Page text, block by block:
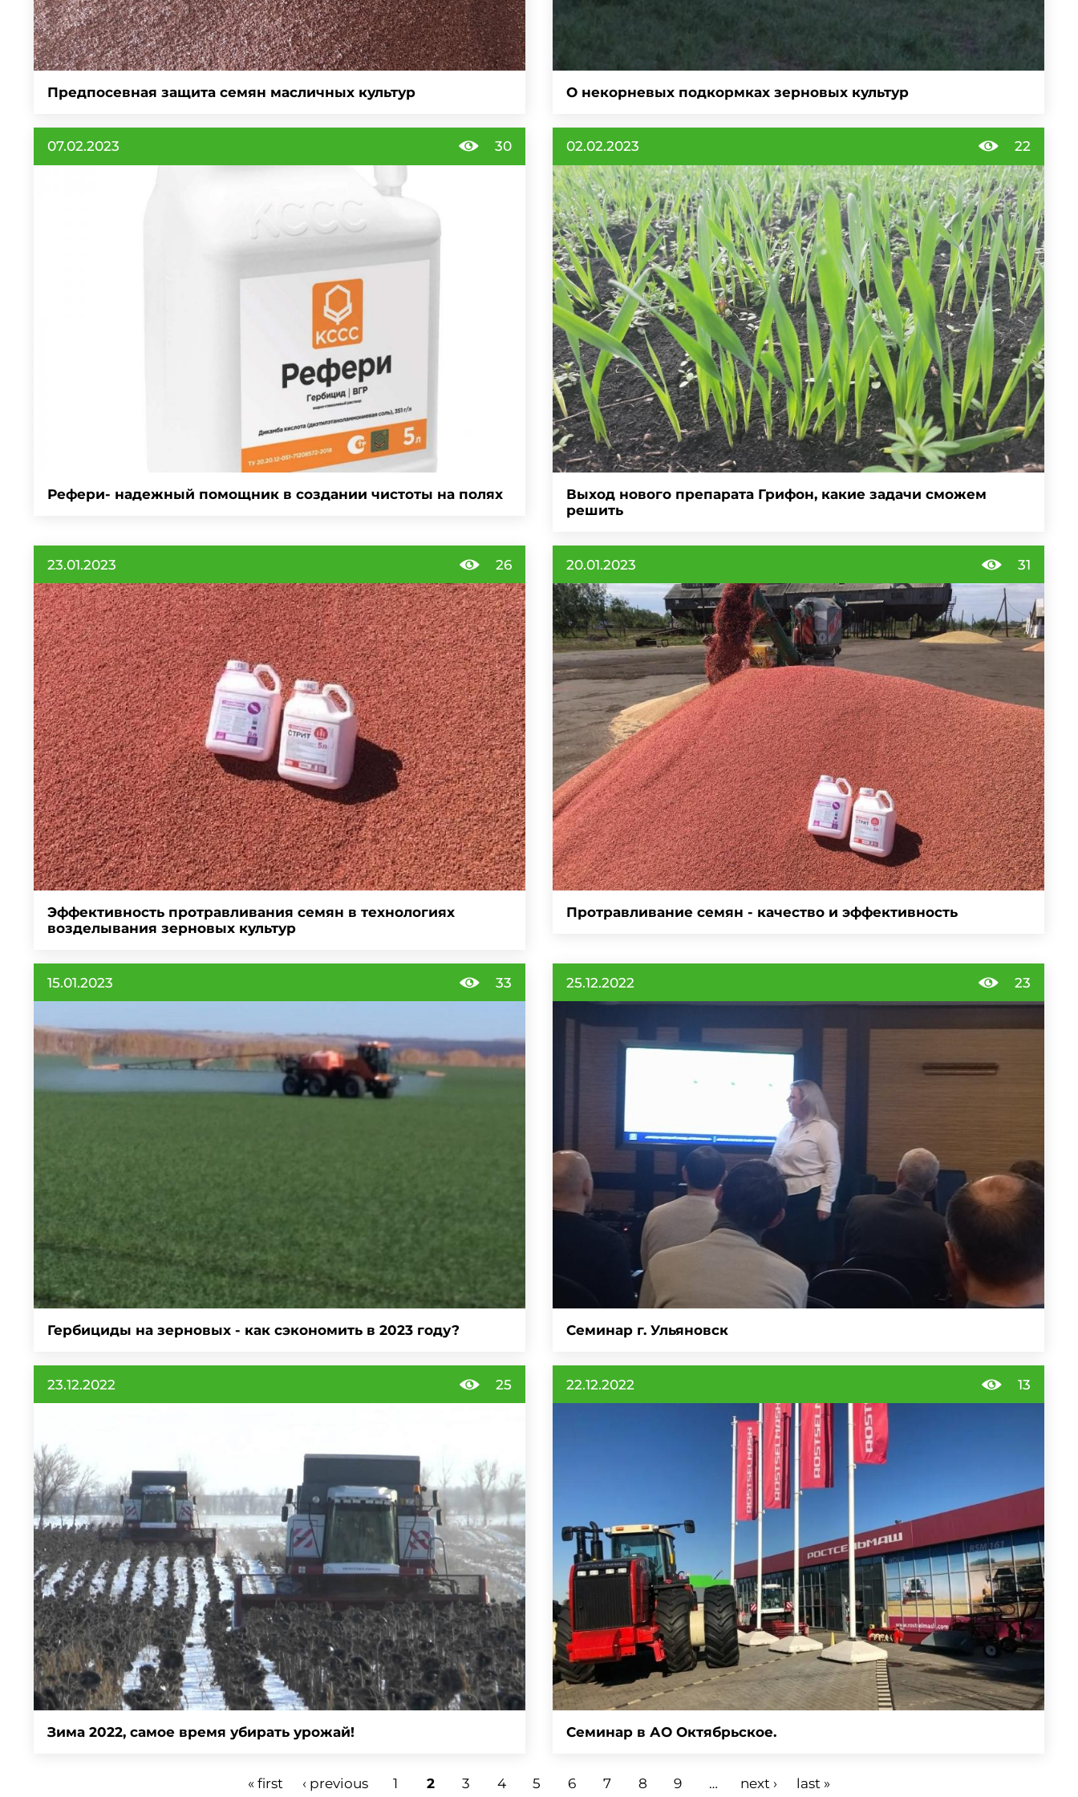
Предпосевная защита семян масличных культур О некорневых подкормках зерновых культур
07.02.2023 30
Рефери- надежный помощник в создании чистоты на полях
02.02.2023 22
Выход нового препарата Грифон, какие задачи сможем
решить
23.01.2023 26
Эффективность протравливания семян в технологиях
возделывания зерновых культур
20.01.2023 31
Протравливание семян - качество и эффективность
15.01.2023 33
Гербициды на зерновых - как сэкономить в 2023 году?
25.12.2022 23
Семинар г. Ульяновск
23.12.2022 25
Зима 2022, самое время убирать урожай!
22.12.2022 13
Семинар в АО Октябрьское.
« first ‹ previous 1 2 3 4 5 6 7 8 9 … next › last »